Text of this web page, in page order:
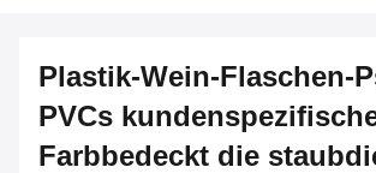
Plastik-Wein-Flaschen-
PVCs
Farbbedeckt die